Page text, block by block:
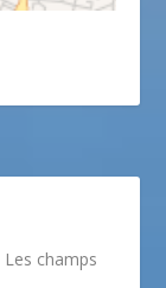
Les champs